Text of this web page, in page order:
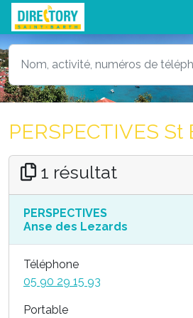
PERSPECTIVES St
1 résultat
PERSPECTIVES
Anse des Lezards
Téléphone
05 90 29 15 93
Portable